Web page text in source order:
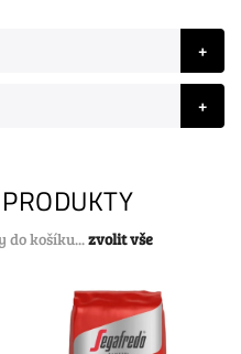
do košíku...zvolit vše